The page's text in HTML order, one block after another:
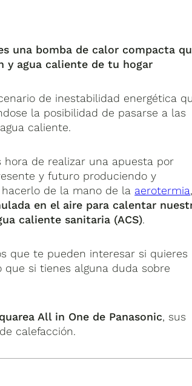
una bomba de calor compacta
agua caliente de tu hogar
de inestabilidad energética
la posibilidad de pasarse a las
caliente.
de realizar una apuesta por
y futuro produciendo y
de la mano de la aerotermia,
en el aire para calentar
caliente sanitaria (ACS).
que te pueden interesar si quieres
si tienes alguna duda sobre
All in One de Panasonic, sus
calefacción.